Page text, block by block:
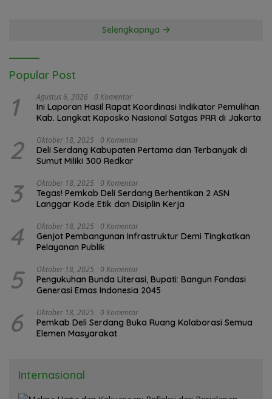
Selengkapnya
Popular Post
1 Agustus 6, 2026 0 Komentar
Ini Laporan Hasil Rapat Koordinasi Indikator Pemulihan
Kab. Langkat Kaposko Nasional Satgas PRR di Jakarta
2 Oktober 18, 2025 0 Komentar
Deli Serdang Kabupaten Pertama dan Terbanyak di
Sumut Miliki 300 Redkar
3 Oktober 18, 2025 0 Komentar
Tegas! Pemkab Deli Serdang Berhentikan 2 ASN
Langgar Kode Etik dan Disiplin Kerja
4 Oktober 18, 2025 0 Komentar
Genjot Pembangunan Infrastruktur Demi Tingkatkan
Pelayanan Publik
5 Oktober 18, 2025 0 Komentar
Pengukuhan Bunda Literasi, Bupati: Bangun Fondasi
Generasi Emas Indonesia 2045
6 Oktober 18, 2025 0 Komentar
Pemkab Deli Serdang Buka Ruang Kolaborasi Semua
Elemen Masyarakat
Internasional